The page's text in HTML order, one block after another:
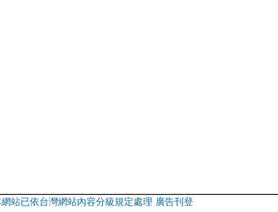
站已依台灣網站內容分級規定處理 廣告刊登